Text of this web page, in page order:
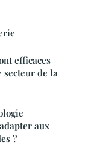
efficaces
secteur de la
aux
?